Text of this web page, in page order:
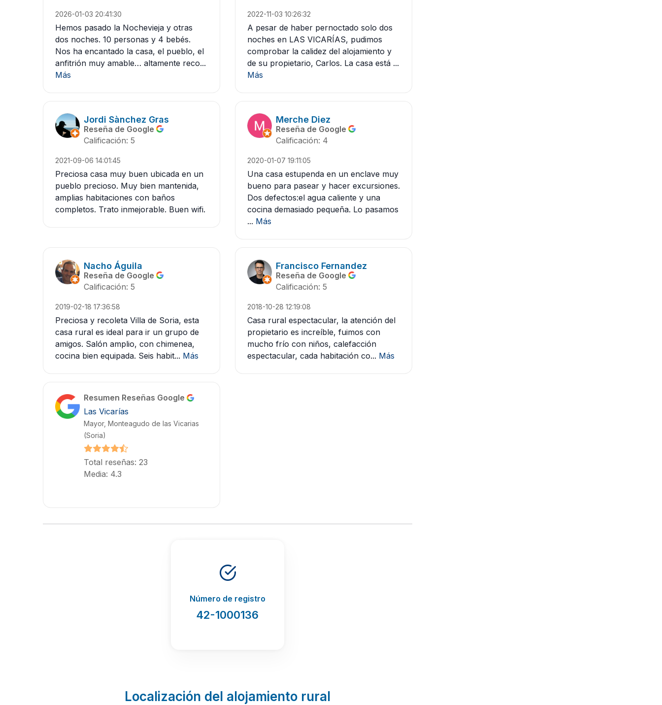
2026-01-03 20:41:30
Hemos pasado la Nochevieja y otras
dos noches. 10 personas y 4 bebés.
Nos ha encantado la casa, el pueblo, el
anfitrión muy amable… altamente reco...
Más
2022-11-03 10:26:32
A pesar de haber pernoctado solo dos
noches en LAS VICARÍAS, pudimos
comprobar la calidez del alojamiento y
de su propietario, Carlos. La casa está ...
Más
Jordi Sànchez Gras
Reseña de Google
Calificación: 5
2021-09-06 14:01:45
Preciosa casa muy buen ubicada en un
pueblo precioso. Muy bien mantenida,
amplias habitaciones con baños
completos. Trato inmejorable. Buen wifi.
Merche Diez
Reseña de Google
Calificación: 4
2020-01-07 19:11:05
Una casa estupenda en un enclave muy
bueno para pasear y hacer excursiones.
Dos defectos:el agua caliente y una
cocina demasiado pequeña. Lo pasamos
... Más
Nacho Águila
Reseña de Google
Calificación: 5
2019-02-18 17:36:58
Preciosa y recoleta Villa de Soria, esta
casa rural es ideal para ir un grupo de
amigos. Salón amplio, con chimenea,
cocina bien equipada. Seis habit... Más
Francisco Fernandez
Reseña de Google
Calificación: 5
2018-10-28 12:19:08
Casa rural espectacular, la atención del
propietario es increíble, fuimos con
mucho frío con niños, calefacción
espectacular, cada habitación co... Más
Resumen Reseñas Google
Las Vicarías
Mayor, Monteagudo de las Vicarias
(Soria)
Total reseñas: 23
Media: 4.3
Número de registro
42-1000136
Localización del alojamiento rural